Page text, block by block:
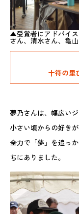
▲受賞者にアドバイ
さん、清水さん、亀山
十符の里
夢乃さんは、幅広い
小さい頃からの好き
全力で「夢」を追っ
ちにありました。